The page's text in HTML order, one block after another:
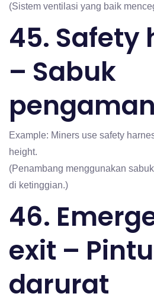
(Sistem ventilasi yang baik
45. Safety
– Sabuk
pengaman
Example: Miners use safety
height.
(Penambang menggunakan
di ketinggian.)
46.
exit – Pintu
darurat